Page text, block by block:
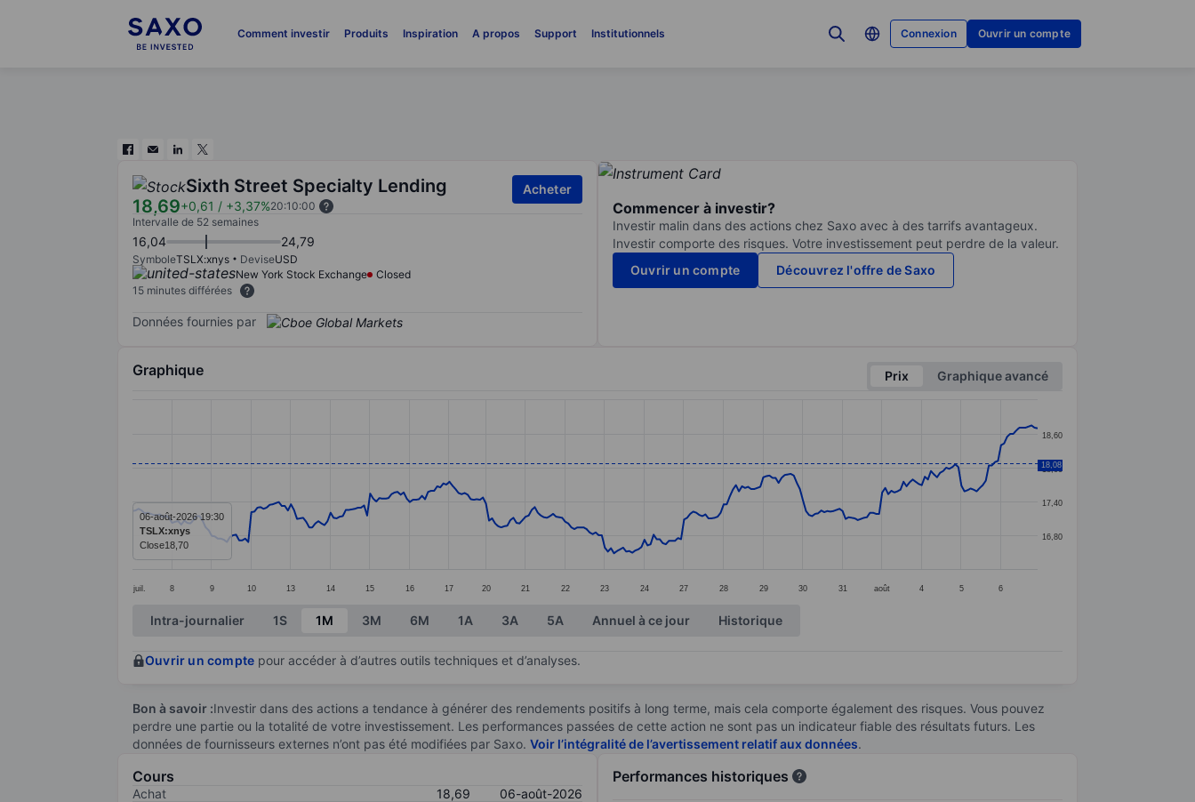
Comment investir Produits Inspiration A propos Support Institutionnels Connexion Ouvrir un compte
Sixth Street Specialty Lending
18,69+0,61 / +3,37%20:10:00
Acheter
Intervalle de 52 semaines
16,04 24,79
SymboleTSLX:xnys DeviseUSD
New York Stock Exchange
Closed
15 minutes différées
Données fournies par
Commencer à investir?
Investir malin dans des actions chez Saxo avec à des tarrifs avantageux.
Investir comporte des risques. Votre investissement peut perdre de la valeur.
Ouvrir un compte
Découvrez l'offre de Saxo
Graphique Prix
Graphique avancé
The chart has 1 X axis displaying categories.
The chart has 1 Y axis displaying values. Data ranges from 16.48 to 18.75.
juil. 8 9 10 13 14 15 16 17 20 21 22 23 24 27 28 29 30 31 août 4 5 6
16,80
17,40
18,00
18,60
18,08
06-août-2026 19:30
TSLX:xnys
Close18,70
End of interactive chart.
Intra-journalier 1S 1M 3M 6M 1A 3A 5A Annuel à ce jour Historique
Ouvrir un compte pour accéder à d’autres outils techniques et d’analyses.
Bon à savoir :Investir dans des actions a tendance à générer des rendements positifs à long terme, mais cela comporte également des risques. Vous pouvez
perdre une partie ou la totalité de votre investissement. Les performances passées de cette action ne sont pas un indicateur fiable des résultats futurs. Les
données de fournisseurs externes n’ont pas été modifiées par Saxo. Voir l’intégralité de l’avertissement relatif aux données.
Cours
Achat 18,69
06-août-2026
Performances historiques